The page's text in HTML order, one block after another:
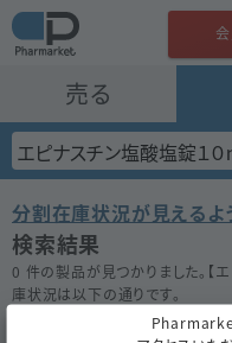
売る
分割在庫状況が見えるよ
検索結果
0 件の製品が見つかりました。【
庫状況は以下の通りです。
在庫がない場合は★ボタンを押し
Pharmarket